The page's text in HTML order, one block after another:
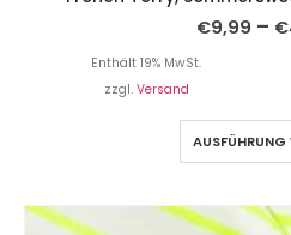
€9,99 – €
Enthält 19% MwSt.
zzgl. Versand
AUSFÜHRUNG